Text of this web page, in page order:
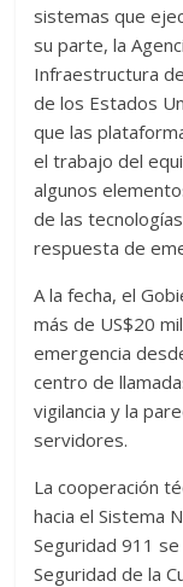
sistemas que
su parte, la
Infraestructura
de los Estados
que las
el trabajo del
algunos
de las
respuesta de
A la fecha, el
más de US$20
emergencia
centro de
vigilancia y la
servidores.
La cooperación
hacia el Sistema
Seguridad 911
Seguridad de la